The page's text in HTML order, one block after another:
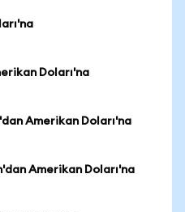
Doları'na
Amerikan Doları'na
Amerikan Doları'na